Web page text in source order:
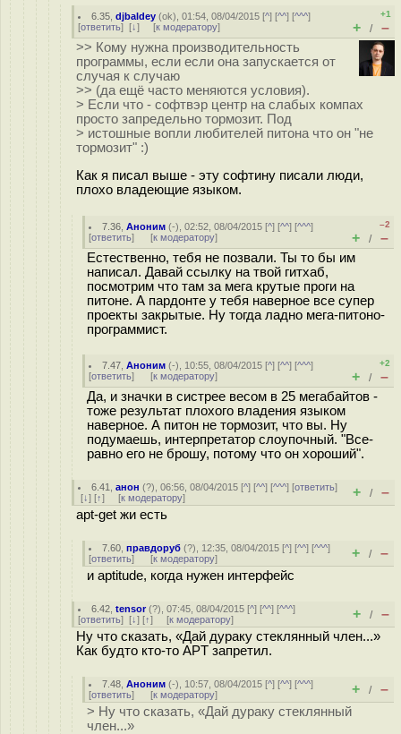
6.35 ,djbaldey (ok), 01:54, 08/04/2015 [^] [^^] [^^^]
[ответить] [↓] [к модератору]
+1
+ / –
>> Кому нужна производительность
программы, если если она запускается от
случая к случаю
>> (да ещё часто меняются условия).
> Если что - софтвэр центр на слабых компах
просто запредельно тормозит. Под
> истошные вопли любителей питона что он "не
тормозит" :)
Как я писал выше - эту софтину писали люди,
плохо владеющие языком.
7.36 ,Аноним (-), 02:52, 08/04/2015 [^] [^^] [^^^]
[ответить] [к модератору]
–2
+ / –
Естественно, тебя не позвали. Ты то бы им
написал. Давай ссылку на твой гитхаб,
посмотрим что там за мега крутые проги на
питоне. А пардонте у тебя наверное все супер
проекты закрытые. Ну тогда ладно мега-питоно-
программист.
7.47 ,Аноним (-), 10:55, 08/04/2015 [^] [^^] [^^^]
[ответить] [к модератору]
+2
+ / –
Да, и значки в систрее весом в 25 мегабайтов -
тоже результат плохого владения языком
наверное. А питон не тормозит, что вы. Ну
подумаешь, интерпретатор слоупочный. "Все-
равно его не брошу, потому что он хороший".
6.41 ,анон (?), 06:56, 08/04/2015 [^] [^^] [^^^] [ответить]
[↓] [↑] [к модератору] + / –
apt-get жи есть
7.60 ,правдоруб (?), 12:35, 08/04/2015 [^] [^^] [^^^]
[ответить] [к модератору] + / –
и aptitude, когда нужен интерфейс
6.42 ,tensor(?), 07:45, 08/04/2015 [^] [^^] [^^^]
[ответить] [↓] [↑] [к модератору] + / –
Ну что сказать, «Дай дураку стеклянный член...»
Как будто кто-то APT запретил.
7.48 ,Аноним (-), 10:57, 08/04/2015 [^] [^^] [^^^]
[ответить] [к модератору] + / –
> Ну что сказать, «Дай дyраку стеклянный
член...»